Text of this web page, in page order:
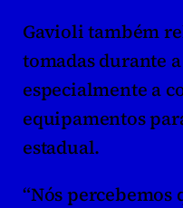
Gavioli também
tomadas durante
especialmente a
equipamentos
estadual.
“Nós